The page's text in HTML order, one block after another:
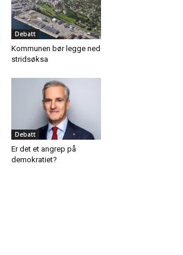
Debatt
Kommunen bør legge ned
stridsøksa
Debatt
Er det et angrep på
demokratiet?